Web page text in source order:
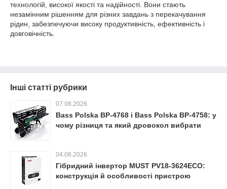
технологій, високої якості та надійності. Вони стають
незамінним рішенням для різних завдань з перекачування
рідин, забезпечуючи високу продуктивність, ефективність і
довговічність.
Інші статті рубрики
07.08.2026
Bass Polska BP-4768 і Bass Polska BP-4758: у
чому різниця та який дровокол вибрати
04.08.2026
Гібридний інвертор MUST PV18-3624ECO:
конструкція й особливості пристрою